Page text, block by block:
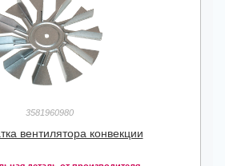
3581960980
вентилятора конвекции